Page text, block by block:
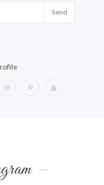
Send
to view a user